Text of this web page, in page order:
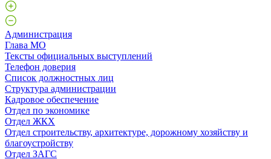
Администрация
Глава МО
Тексты официальных выступлений
Телефон доверия
Список должностных лиц
Структура администрации
Кадровое обеспечение
Отдел по экономике
Отдел ЖКХ
Отдел строительству, архитектуре, дорожному хозяйству и
благоустройству
Отдел ЗАГС